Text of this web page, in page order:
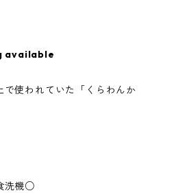
available
使われていた「くらわんか
洗機○